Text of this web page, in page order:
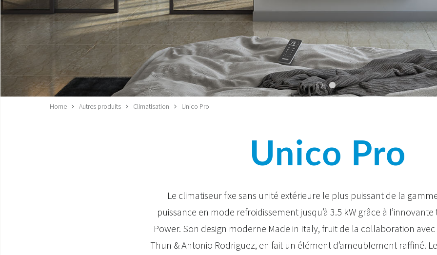
Home Autres produits Climatisation Unico Pro
Unico Pro
Le climatiseur fixe sans unité extérieure le plus puissant de la
puissance en mode refroidissement jusqu’à 3.5 kW grâce à
Power. Son design moderne Made in Italy, fruit de la collaboration
Thun & Antonio Rodriguez, en fait un élément d’ameublement raffiné.